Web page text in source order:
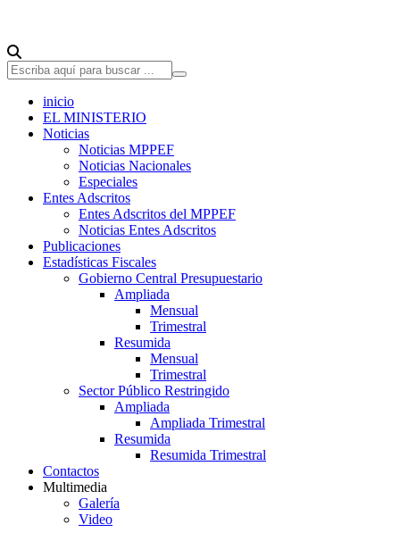
inicio
EL MINISTERIO
Noticias
Noticias MPPEF
Noticias Nacionales
Especiales
Entes Adscritos
Entes Adscritos del MPPEF
Noticias Entes Adscritos
Publicaciones
Estadísticas Fiscales
Gobierno Central Presupuestario
Ampliada
Mensual
Trimestral
Resumida
Mensual
Trimestral
Sector Público Restringido
Ampliada
Ampliada Trimestral
Resumida
Resumida Trimestral
Contactos
Multimedia
Galería
Video